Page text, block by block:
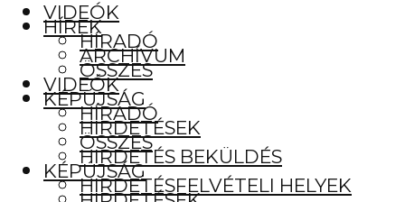
VIDEÓK
HÍRADÓ
ÖSSZES
KÉPÚJSÁG
HIRDETÉSEK
HIRDETÉS BEKÜLDÉS
HIRDETÉSFELVÉTELI HELYEK
HÍREK
ARCHÍVUM
VIDEÓK
HÍRADÓ
ÖSSZES
KÉPÚJSÁG